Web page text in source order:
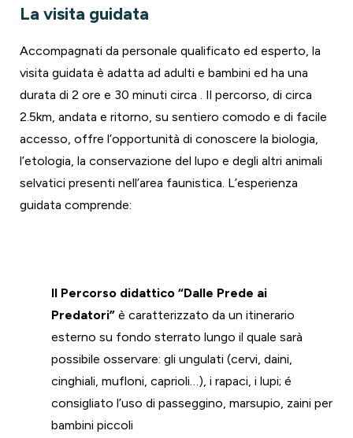
La visita guidata
Accompagnati da personale qualificato ed esperto, la
visita guidata è adatta ad adulti e bambini ed ha una
durata di 2 ore e 30 minuti circa . Il percorso, di circa
2.5km, andata e ritorno, su sentiero comodo e di facile
accesso, offre l’opportunità di conoscere la biologia,
l’etologia, la conservazione del lupo e degli altri animali
selvatici presenti nell’area faunistica. L’esperienza
guidata comprende:
Il Percorso didattico “Dalle Prede ai
Predatori” è caratterizzato da un itinerario
esterno su fondo sterrato lungo il quale sarà
possibile osservare: gli ungulati (cervi, daini,
cinghiali, mufloni, caprioli…), i rapaci, i lupi; é
consigliato l’uso di passeggino, marsupio, zaini per
bambini piccoli